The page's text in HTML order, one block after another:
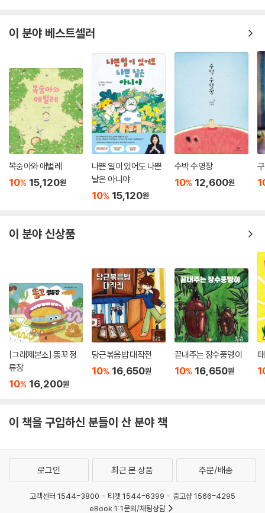
이 분야 베스트셀러
복숭아와 애벌레
10% 15,120원
나쁜 일이 있어도 나쁜
날은 아니야
10% 15,120원
수박 수영장
10% 12,600원
이 분야 신상품
[그래제본소] 똥꼬 정
류장
10% 16,200원
당근볶음밥 대작전
10% 16,650원
끝내주는 장수풍뎅이
10% 16,650원
이 책을 구입하신 분들이 산 분야 책
로그인 최근 본 상품 주문/배송
고객센터 1544-3800 티켓 1544-6399
중고샵 1566-4295
eBook 1:1문의/채팅상담